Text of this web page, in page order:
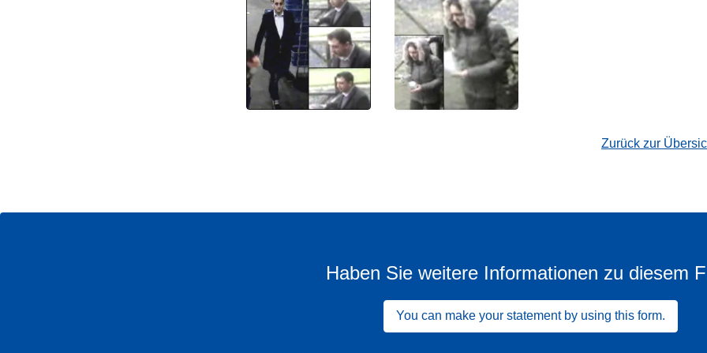
Zurück zur
Haben Sie weitere Informationen zu diesem
You can make your statement by using this form.